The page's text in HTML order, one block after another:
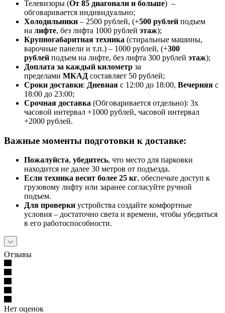
Телевизоры (От 85 диагонали и больше) –
обговаривается индивидуально;
Холодильники – 2500 рублей, (+500 рублей подъем
на лифте, без лифта 1000 рублей этаж);
Крупногабаритная техника (стиральные машины,
варочные панели и т.п.) – 1000 рублей, (+300
рублей подъем на лифте, без лифта 300 рублей этаж);
Доплата за каждый километр за
пределами МКАД составляет 50 рублей;
Сроки доставки: Дневная с 12:00 до 18:00, Вечерняя с
18:00 до 23:00;
Срочная доставка (Обговаривается отдельно): 3х
часовой интервал +1000 рублей, часовой интервал
+2000 рублей.
Важные моменты подготовки к доставке:
Пожалуйста, убедитесь, что место для парковки
находится не далее 30 метров от подъезда.
Если техника весит более 25 кг, обеспечьте доступ к
грузовому лифту или заранее согласуйте ручной
подъем.
Для проверки устройства создайте комфортные
условия – достаточно света и времени, чтобы убедиться
в его работоспособности.
Отзывы
Нет оценок